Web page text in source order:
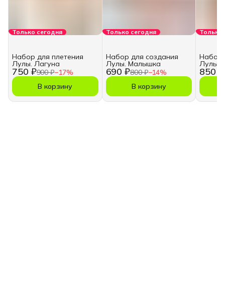
Только сегодня
750 ₽900 ₽−17%
Набор для плетения
Лулы. Лагуна
В корзину
Только сегодня
690 ₽800 ₽−14%
Набор для создания
Лулы. Малышка
В корзину
Только
850 ₽
Набор
Лулы.